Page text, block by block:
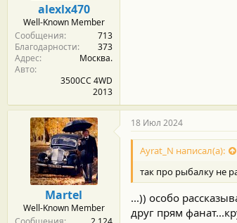
alexlx470
Well-Known Member
Сообщения
713
Благодарности
373
Адрес
Москва.
Авто
3500CC 4WD
2013
Martel
Well-Known Member
18 Июл 2024
Ayrat_N написал(а):
так про рыбалку не
...)) особо
друг прям